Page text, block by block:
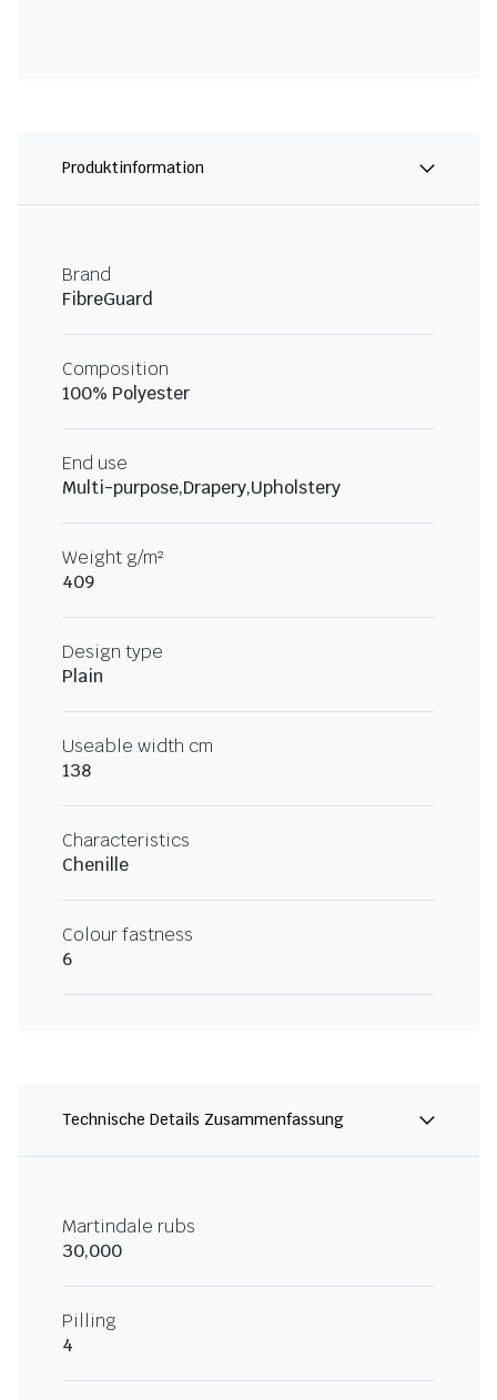
Produktinformation
Brand
FibreGuard
Composition
100% Polyester
End use
Multi-purpose,Drapery,Upholstery
Weight g/m²
409
Design type
Plain
Useable width cm
138
Characteristics
Chenille
Colour fastness
6
Technische Details Zusammenfassung
Martindale rubs
30,000
Pilling
4